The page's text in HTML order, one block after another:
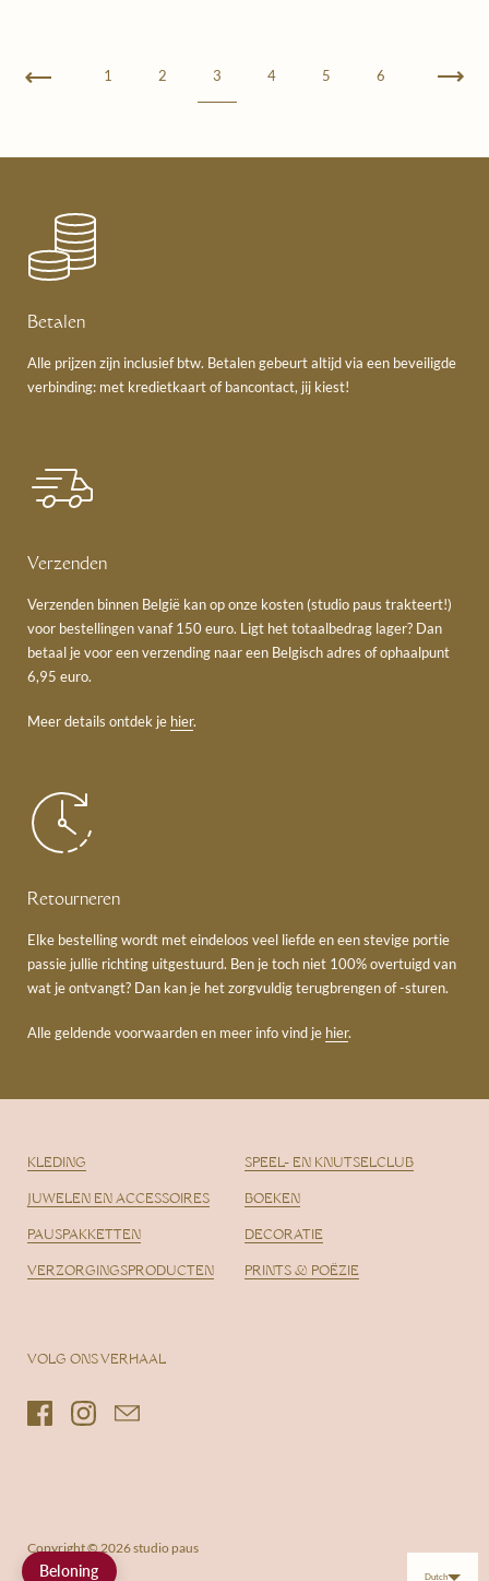
Vorige 1 2 3 4 5 6
Betalen
Alle prijzen zijn inclusief btw. Betalen gebeurt altijd via een beveiligde
verbinding: met kredietkaart of bancontact, jij kiest!
Verzenden
Verzenden binnen België kan op onze kosten (studio paus trakteert!)
voor bestellingen vanaf 150 euro. Ligt het totaalbedrag lager? Dan
betaal je voor een verzending naar een Belgisch adres of ophaalpunt
6,95 euro.
Meer details ontdek je hier.
Retourneren
Elke bestelling wordt met eindeloos veel liefde en een stevige portie
passie jullie richting uitgestuurd. Ben je toch niet 100% overtuigd van
wat je ontvangt? Dan kan je het zorgvuldig terugbrengen of -sturen.
Alle geldende voorwaarden en meer info vind je hier.
KLEDING
JUWELEN EN ACCESSOIRES
PAUSPAKKETTEN
VERZORGINGSPRODUCTEN
SPEEL- EN KNUTSELCLUB
BOEKEN
DECORATIE
PRINTS & POËZIE
VOLG ONS VERHAAL
FacebookInstagramEmail
Copyright © 2026studio paus
Beloning Dutch